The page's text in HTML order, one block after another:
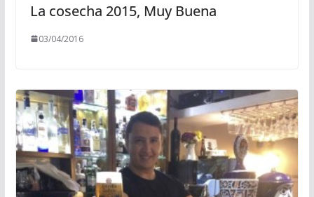
La cosecha 2015, Muy Buena
03/04/2016